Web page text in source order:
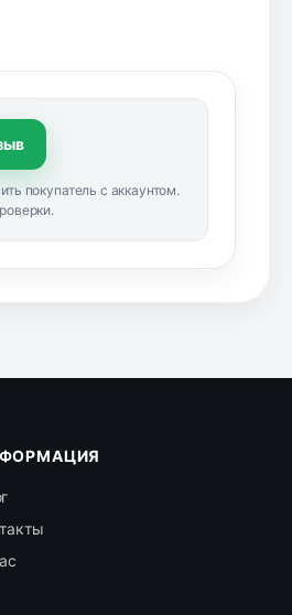
покупатель с аккаунтом.